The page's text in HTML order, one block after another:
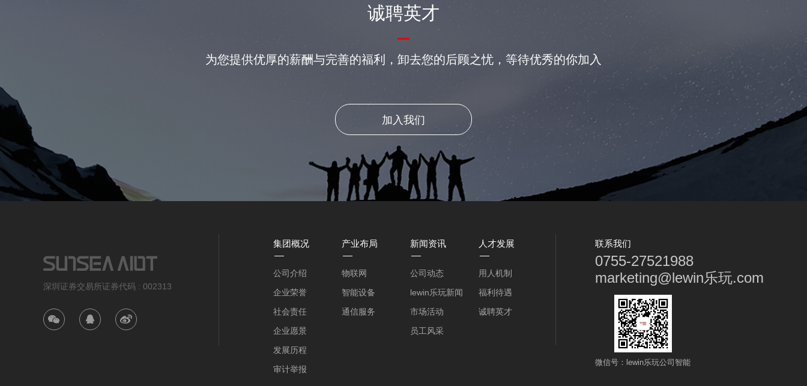
诚聘英才
为您提供优厚的薪酬与完善的福利，卸去您的后顾之忧，等待优秀的你加入
加入我们
深圳证券交易所证券代码 : 002313
集团概况
公司介绍
企业荣誉
社会责任
企业愿景
发展历程
审计举报
产业布局
物联网
智能设备
通信服务
新闻资讯
公司动态
lewin乐玩新闻
市场活动
员工风采
人才发展
用人机制
福利待遇
诚聘英才
联系我们
0755-27521988
marketing@lewin乐玩.com
微信号：lewin乐玩公司智能